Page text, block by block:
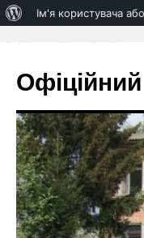
ПроІм'я користувача